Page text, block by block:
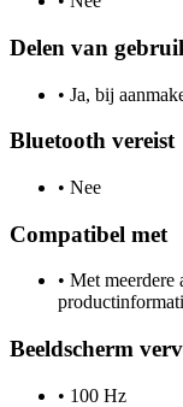
Delen van
• Ja, bij
Bluetooth vereist
• Nee
Compatibel met
• Met meerdere
Beeldscherm
• 100 Hz